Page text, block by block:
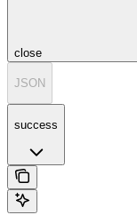
close
JSON
success